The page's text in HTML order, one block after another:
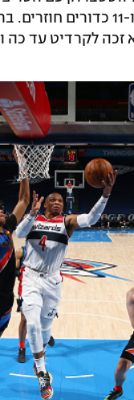
כה והשיב עם 9 נקודות ו-